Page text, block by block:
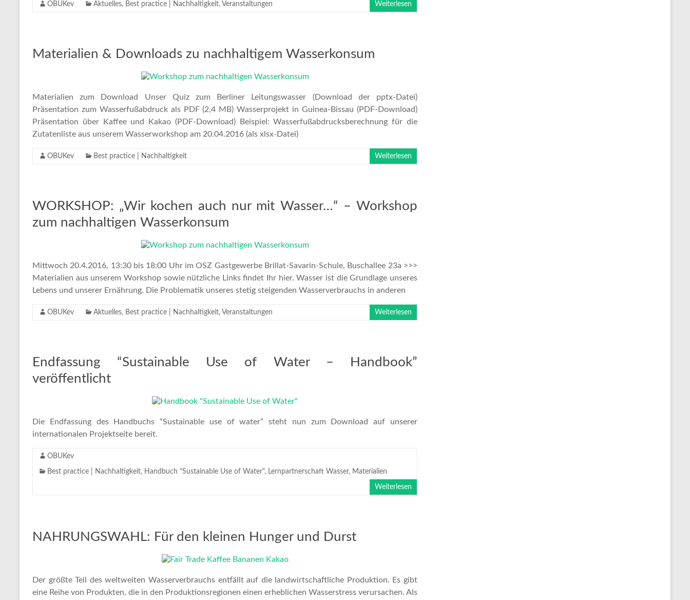
OBUKev Aktuelles, Best practice | Nachhaltigkeit, Veranstaltungen Weiterlesen
Materialien & Downloads zu nachhaltigem Wasserkonsum
Materialien zum Download Unser Quiz zum Berliner Leitungswasser (Download der pptx-Datei)
Präsentation zum Wasserfußabdruck als PDF (2,4 MB) Wasserprojekt in Guinea-Bissau (PDF-Download)
Präsentation über Kaffee und Kakao (PDF-Download) Beispiel: Wasserfußabdrucksberechnung für die
Zutatenliste aus unserem Wasserworkshop am 20.04.2016 (als xlsx-Datei)
OBUKev Best practice | Nachhaltigkeit Weiterlesen
WORKSHOP: „Wir kochen auch nur mit Wasser…“ – Workshop
zum nachhaltigen Wasserkonsum
Mittwoch 20.4.2016, 13:30 bis 18:00 Uhr im OSZ Gastgewerbe Brillat-Savarin-Schule, Buschallee 23a >>>
Materialien aus unserem Workshop sowie nützliche Links findet Ihr hier. Wasser ist die Grundlage unseres
Lebens und unserer Ernährung. Die Problematik unseres stetig steigenden Wasserverbrauchs in anderen
OBUKev Aktuelles, Best practice | Nachhaltigkeit, Veranstaltungen Weiterlesen
Endfassung “Sustainable Use of Water – Handbook”
veröffentlicht
Die Endfassung des Handbuchs “Sustainable use of water” steht nun zum Download auf unserer
internationalen Projektseite bereit.
OBUKev
Best practice | Nachhaltigkeit, Handbuch "Sustainable Use of Water", Lernpartnerschaft Wasser, Materialien
Weiterlesen
NAHRUNGSWAHL: Für den kleinen Hunger und Durst
Der größte Teil des weltweiten Wasserverbrauchs entfällt auf die landwirtschaftliche Produktion. Es gibt
eine Reihe von Produkten, die in den Produktionsregionen einen erheblichen Wasserstress verursachen. Als